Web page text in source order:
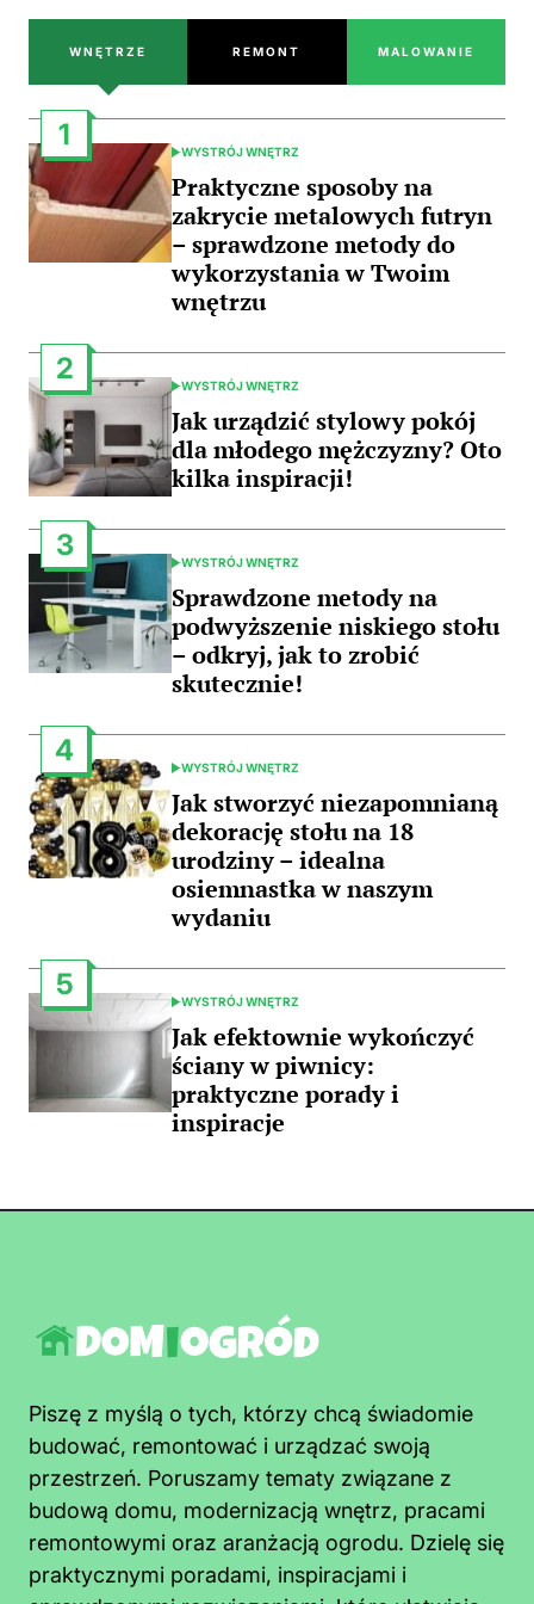
WNĘTRZE REMONT MALOWANIE
1
POSTED
IN
WYSTRÓJ WNĘTRZ
Praktyczne sposoby na
zakrycie metalowych futryn
– sprawdzone metody do
wykorzystania w Twoim
wnętrzu
2
POSTED
IN
WYSTRÓJ WNĘTRZ
Jak urządzić stylowy pokój
dla młodego mężczyzny? Oto
kilka inspiracji!
3
POSTED
IN
WYSTRÓJ WNĘTRZ
Sprawdzone metody na
podwyższenie niskiego stołu
– odkryj, jak to zrobić
skutecznie!
4
POSTED
IN
WYSTRÓJ WNĘTRZ
Jak stworzyć niezapomnianą
dekorację stołu na 18
urodziny – idealna
osiemnastka w naszym
wydaniu
5
POSTED
IN
WYSTRÓJ WNĘTRZ
Jak efektownie wykończyć
ściany w piwnicy:
praktyczne porady i
inspiracje
Piszę z myślą o tych, którzy chcą świadomie
budować, remontować i urządzać swoją
przestrzeń. Poruszamy tematy związane z
budową domu, modernizacją wnętrz, pracami
remontowymi oraz aranżacją ogrodu. Dzielę się
praktycznymi poradami, inspiracjami i